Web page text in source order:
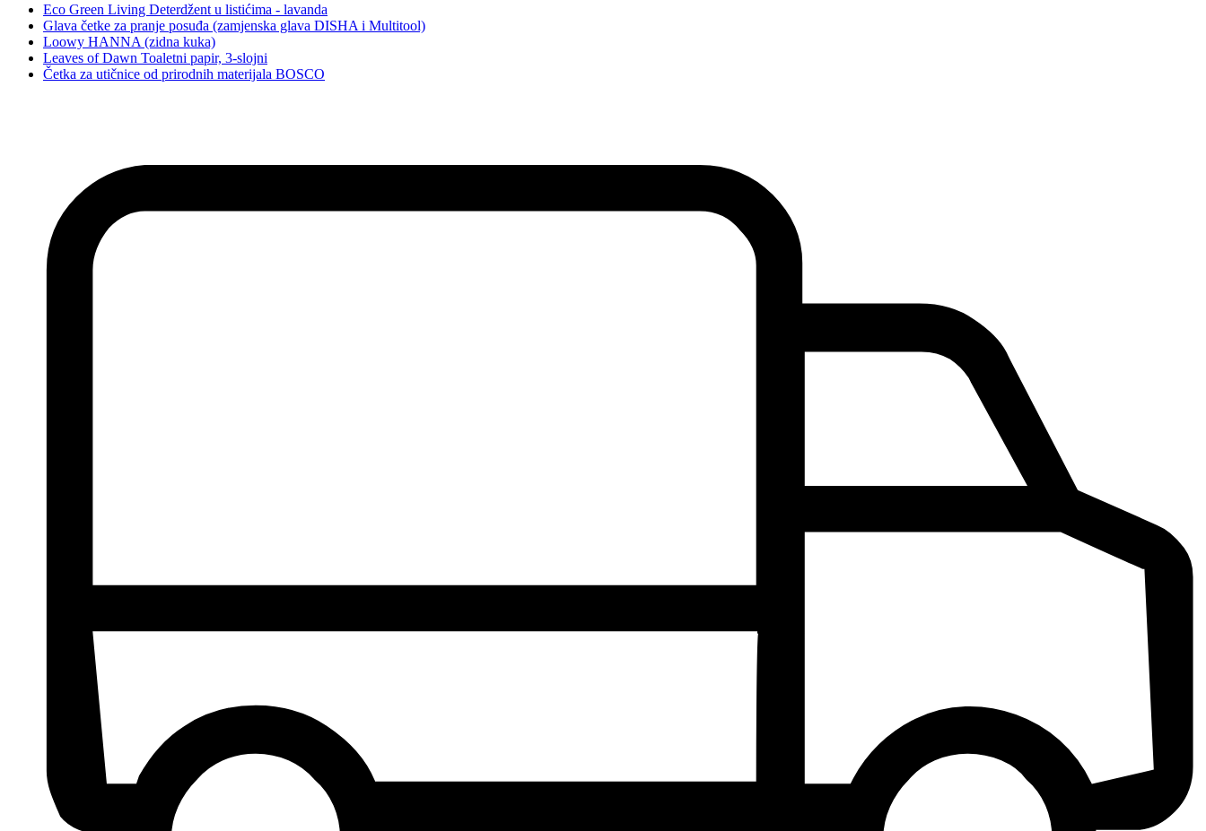
Eco Green Living Deterdžent u listićima - lavanda
Glava četke za pranje posuđa (zamjenska glava DISHA i Multitool)
Loowy HANNA (zidna kuka)
Leaves of Dawn Toaletni papir, 3-slojni
Četka za utičnice od prirodnih materijala BOSCO